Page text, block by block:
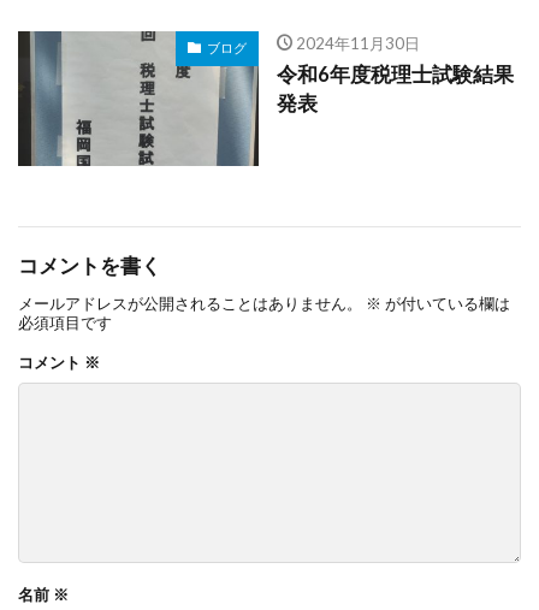
ブログ 2024年11月30日
令和6年度税理士試験結果
発表
コメントを書く
メールアドレスが公開されることはありません。 ※ が付いている欄は
必須項目です
コメント ※
名前 ※